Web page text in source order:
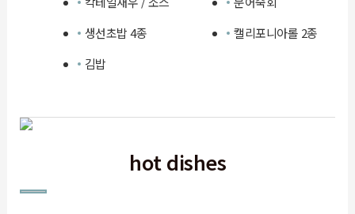
생선초밥 4종
캘리포니아롤 2종
김밥
hot dishes